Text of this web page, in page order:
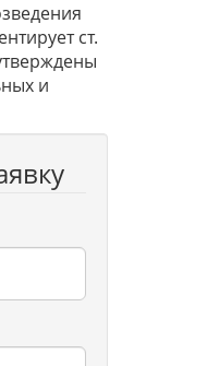
ст.
и